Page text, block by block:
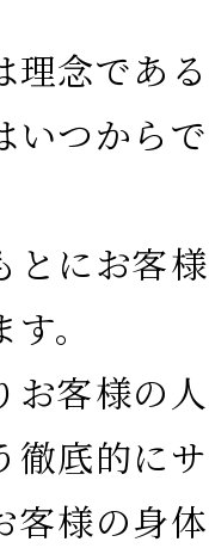
念であ
いつから
とにお客
。
お客様の
徹底的に
客様の身